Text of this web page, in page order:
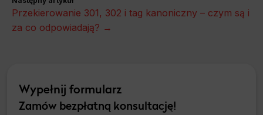
Marketing
and demographic criteria. Also, third-party files that, in conjunction with files installed while browsing other websites, profile the
user, providing him or her with the marketing, advertising and retargeting content deemed most appropriate.
Wypełnij formularz
Zamów bezpłatną konsultację!
Przekierowanie 301, 302 i tag kanoniczny – czym są i
za co odpowiadają? →